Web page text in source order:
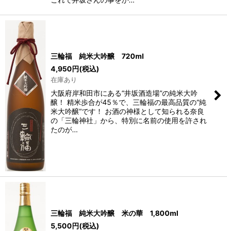
三輪福 純米大吟醸 720ml
4,950円(税込)
在庫あり
大阪府岸和田市にある“井坂酒造場”の純米大吟
醸！ 精米歩合が45％で、三輪福の最高品質の“純
米大吟醸”です！ お酒の神様として知られる奈良
の「三輪神社」から、特別に名前の使用を許され
たのが…
三輪福 純米大吟醸 米の華 1,800ml
5,500円(税込)